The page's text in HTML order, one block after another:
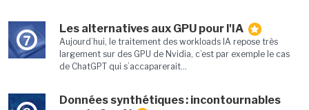
7
Les alternatives aux GPU pour l'IA
Aujourd’hui, le traitement des workloads IA repose très
largement sur des GPU de Nvidia, c’est par exemple le cas
de ChatGPT qui s’accaparerait...
Données synthétiques : incontournables